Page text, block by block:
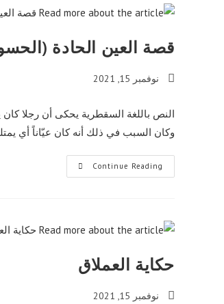
قصة العين الحادة
Post نوفمبر 15, 2021
النص باللغة السقطرية يحكى أن رجلا
وكان السبب في ذلك أنه كان عيّاناً أي
Continue Reading قصة
العين
حكاية العملاق
Post نوفمبر 15, 2021